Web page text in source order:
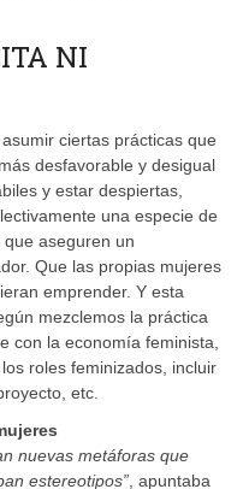
NI
ciertas prácticas que
desfavorable y desigual
y estar despiertas,
una especie de
aseguren un
Que las propias mujeres
emprender. Y esta
mezclemos la práctica
con la economía feminista,
roles feminizados, incluir
etc.
nuevas metáforas que
estereotipos” , apuntaba